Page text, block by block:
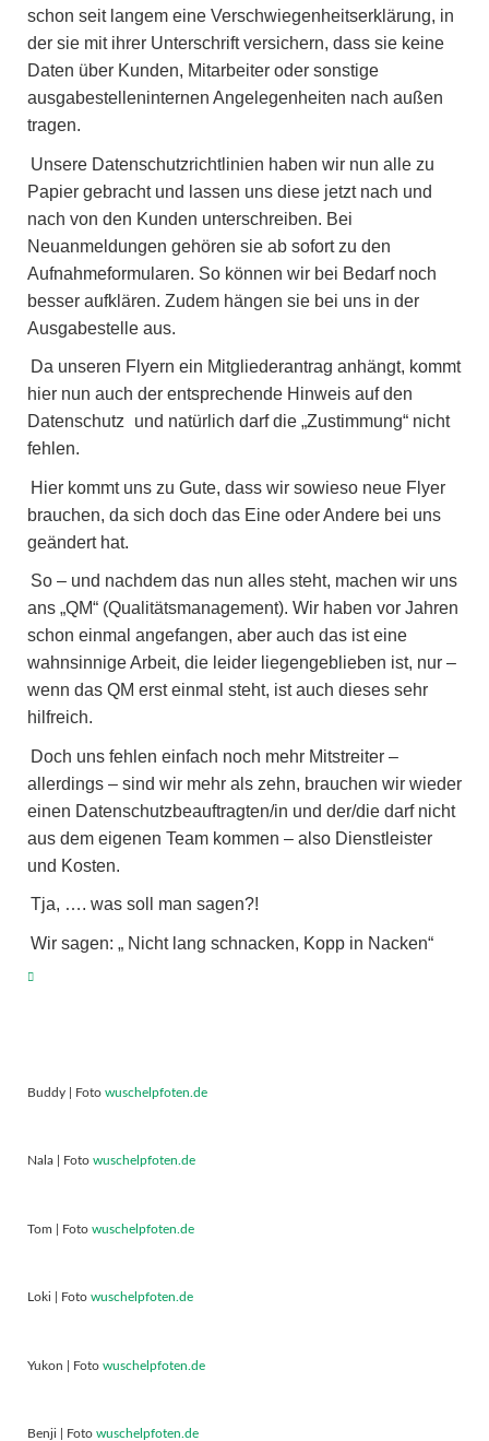
schon seit langem eine Verschwiegenheitserklärung, in
der sie mit ihrer Unterschrift versichern, dass sie keine
Daten über Kunden, Mitarbeiter oder sonstige
ausgabestelleninternen Angelegenheiten nach außen
tragen.
Unsere Datenschutzrichtlinien haben wir nun alle zu
Papier gebracht und lassen uns diese jetzt nach und
nach von den Kunden unterschreiben. Bei
Neuanmeldungen gehören sie ab sofort zu den
Aufnahmeformularen. So können wir bei Bedarf noch
besser aufklären. Zudem hängen sie bei uns in der
Ausgabestelle aus.
Da unseren Flyern ein Mitgliederantrag anhängt, kommt
hier nun auch der entsprechende Hinweis auf den
Datenschutz
und natürlich darf die „Zustimmung“ nicht
fehlen.
Hier kommt uns zu Gute, dass wir sowieso neue Flyer
brauchen, da sich doch das Eine oder Andere bei uns
geändert hat.
So – und nachdem das nun alles steht, machen wir uns
ans „QM“ (Qualitätsmanagement). Wir haben vor Jahren
schon einmal angefangen, aber auch das ist eine
wahnsinnige Arbeit, die leider liegengeblieben ist, nur –
wenn das QM erst einmal steht, ist auch dieses sehr
hilfreich.
Doch uns fehlen einfach noch mehr Mitstreiter –
allerdings – sind wir mehr als zehn, brauchen wir wieder
einen Datenschutzbeauftragten/in und der/die darf nicht
aus dem eigenen Team kommen – also Dienstleister
und Kosten.
Tja, …. was soll man sagen?!
Wir sagen: „ Nicht lang schnacken, Kopp in Nacken“
Buddy | Foto wuschelpfoten.de
Nala | Foto wuschelpfoten.de
Tom | Foto wuschelpfoten.de
Loki | Foto wuschelpfoten.de
Yukon | Foto wuschelpfoten.de
Benji | Foto wuschelpfoten.de